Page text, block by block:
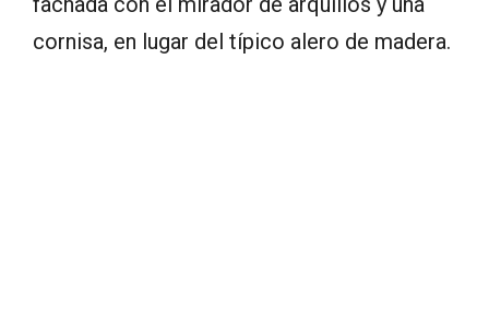
cornisa, en lugar del típico alero de madera.